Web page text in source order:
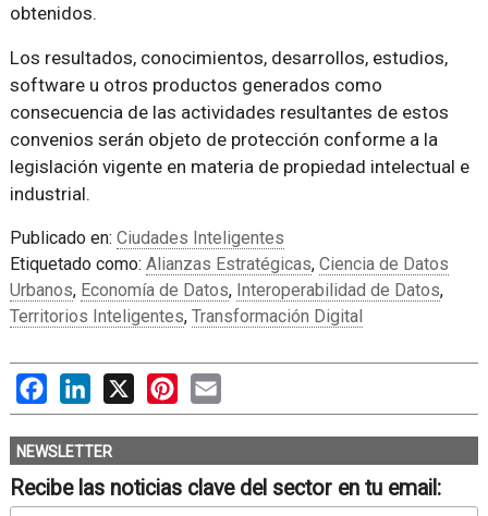
obtenidos.
Los resultados, conocimientos, desarrollos, estudios,
software u otros productos generados como
consecuencia de las actividades resultantes de estos
convenios serán objeto de protección conforme a la
legislación vigente en materia de propiedad intelectual e
industrial.
Publicado en: Ciudades Inteligentes
Etiquetado como: Alianzas Estratégicas, Ciencia de Datos
Urbanos, Economía de Datos, Interoperabilidad de Datos,
Territorios Inteligentes, Transformación Digital
FacebookLinkedIn
X PinterestEmail
NEWSLETTER
Recibe las noticias clave del sector en tu email: